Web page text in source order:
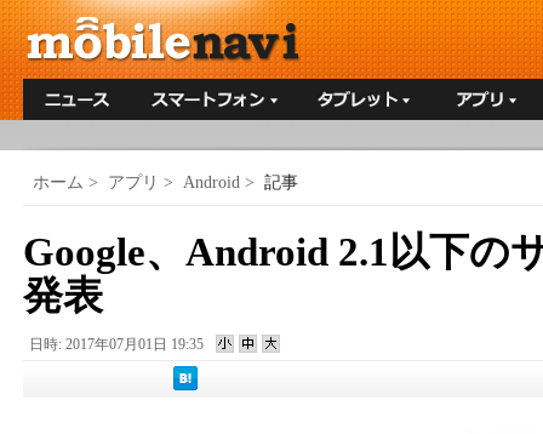
ホーム > アプリ > Android > 記事
Google、Android 2.1以下の
発表
日時: 2017年07月01日 19:35